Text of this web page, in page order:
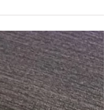
sekä joulun kimpputilausten
sommitteluun.